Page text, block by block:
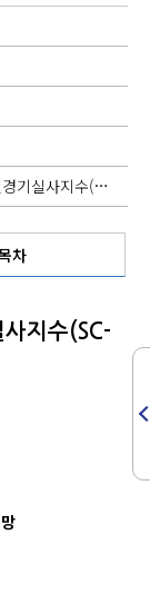
2025년_12월_RICON 건설경기실사지수(SC-BSI).pdf
차
지수(SC-